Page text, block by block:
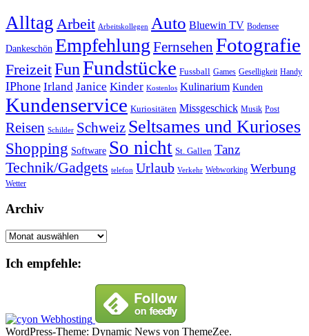
Alltag Arbeit Arbeitskollegen Auto Bluewin TV Bodensee
Dankeschön Empfehlung Fernsehen Fotografie
FreizeitFunFundstücke Fussball Games Geselligkeit Handy
IPhone Irland Janice Kinder Kostenlos Kulinarium Kunden
Kundenservice Kuriositäten Missgeschick Musik Post
Reisen Schilder Schweiz Seltsames und Kurioses
Shopping Software So nicht St. Gallen Tanz
Technik/Gadgets telefon Urlaub Verkehr Webworking Werbung
Wetter
Archiv
Archiv
Ich empfehle:
WordPress-Theme: Dynamic News von ThemeZee.